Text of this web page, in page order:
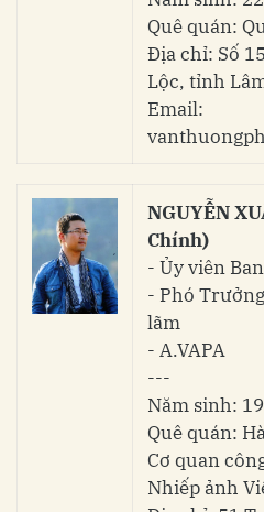
Quê quán:
Địa chỉ: Số
Lộc, tỉnh
Email:
NGUYỄN
Chính)
- Ủy viên
- Phó
lãm
- A.VAPA
---
Năm sinh:
Quê quán:
Cơ quan
Nhiếp ảnh